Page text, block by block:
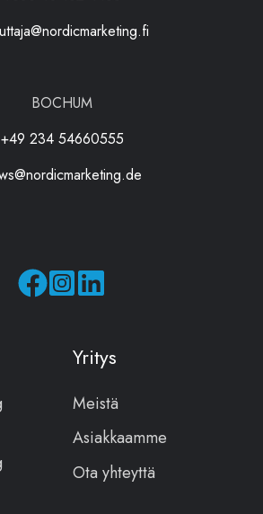
BOCHUM
+49 234 54660555
Seuraa
Facebookissa
Seuraa
Instagramissa
Yritys
Meistä
Asiakkaamme
Ota yhteyttä